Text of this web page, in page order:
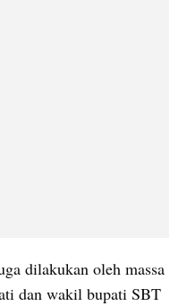
dilakukan oleh massa
dan wakil bupati SBT